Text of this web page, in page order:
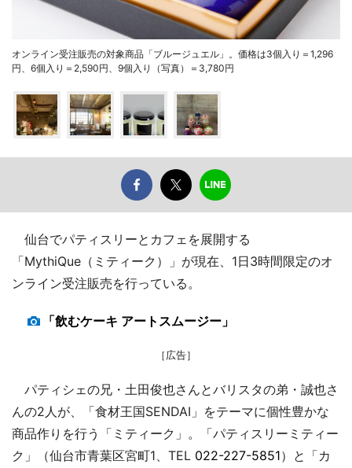
オンライン受注販売の対象商品「ブルージュエル」。価格は3個入り＝1,296
円、6個入り＝2,590円、9個入り（写真）＝3,780円
仙台でパティスリーとカフェを展開する
「MythiQue（ミティーク）」が現在、1日3時間限定のオ
ンライン受注販売を行っている。
「飲むケーキ アートスムージー」
［広告］
パティシェの兄・土田俊也さんとバリスタの弟・誠也さ
んの2人が、「食材王国SENDAI」をテーマに個性豊かな
商品作りを行う「ミティーク」。「パティスリーミティー
ク」（仙台市青葉区宮町1、TEL 022-227-5851）と「カ